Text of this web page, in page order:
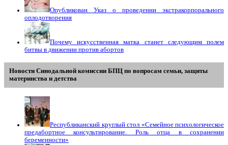
Опубликован Указ о проведении экстракорпорального
оплодотворения
Почему искусственная матка станет следующим полем
битвы в движении против абортов
Новости Синодальной комиссии БПЦ по вопросам семьи, защиты
материнства и детства
Республиканский круглый стол «Семейное психологическое
предабортное консультирование. Роль отца в сохранении
беременности»